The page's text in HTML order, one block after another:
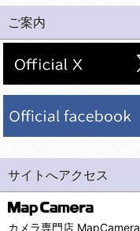
ご案内
サイトへアクセス
カメラ専門店 MapCamera